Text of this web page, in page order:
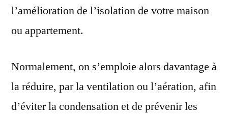
l’amélioration de l’isolation de votre maison
ou appartement.
Normalement, on s’emploie alors davantage à
la réduire, par la ventilation ou l’aération, afin
d’éviter la condensation et de prévenir les